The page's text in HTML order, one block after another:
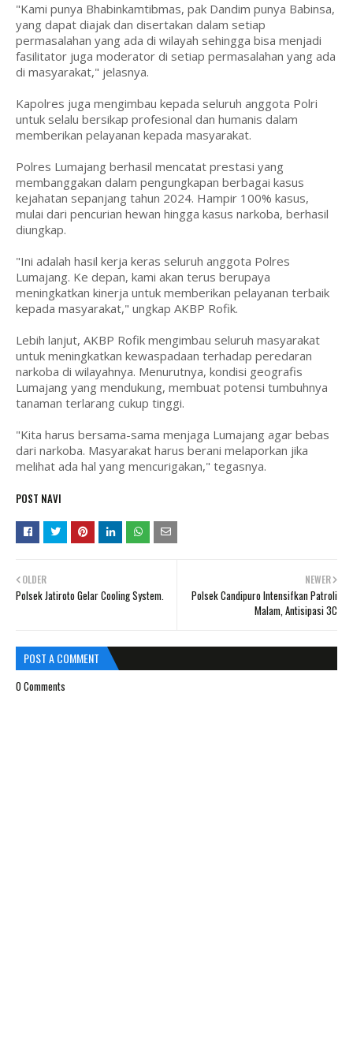
"Kami punya Bhabinkamtibmas, pak Dandim punya Babinsa,
yang dapat diajak dan disertakan dalam setiap
permasalahan yang ada di wilayah sehingga bisa menjadi
fasilitator juga moderator di setiap permasalahan yang ada
di masyarakat," jelasnya.
Kapolres juga mengimbau kepada seluruh anggota Polri
untuk selalu bersikap profesional dan humanis dalam
memberikan pelayanan kepada masyarakat.
Polres Lumajang berhasil mencatat prestasi yang
membanggakan dalam pengungkapan berbagai kasus
kejahatan sepanjang tahun 2024. Hampir 100% kasus,
mulai dari pencurian hewan hingga kasus narkoba, berhasil
diungkap.
"Ini adalah hasil kerja keras seluruh anggota Polres
Lumajang. Ke depan, kami akan terus berupaya
meningkatkan kinerja untuk memberikan pelayanan terbaik
kepada masyarakat," ungkap AKBP Rofik.
Lebih lanjut, AKBP Rofik mengimbau seluruh masyarakat
untuk meningkatkan kewaspadaan terhadap peredaran
narkoba di wilayahnya. Menurutnya, kondisi geografis
Lumajang yang mendukung, membuat potensi tumbuhnya
tanaman terlarang cukup tinggi.
"Kita harus bersama-sama menjaga Lumajang agar bebas
dari narkoba. Masyarakat harus berani melaporkan jika
melihat ada hal yang mencurigakan," tegasnya.
POST NAVI
NEWER
Polsek Candipuro Intensifkan Patroli
Malam, Antisipasi 3C
OLDER
Polsek Jatiroto Gelar Cooling System.
POST A COMMENT
0 Comments